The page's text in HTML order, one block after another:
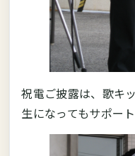
祝電ご披露は、歌キ
生になってもサポー